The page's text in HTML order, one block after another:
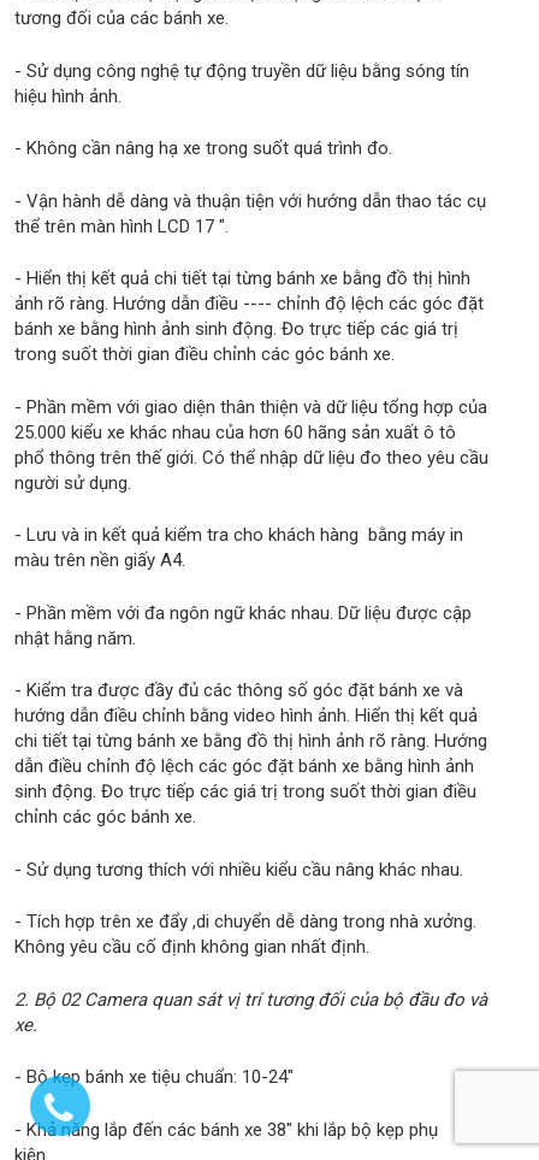
tương đối của các bánh xe.
- Sử dụng công nghệ tự động truyền dữ liệu bằng sóng tín
hiệu hình ảnh.
- Không cần nâng hạ xe trong suốt quá trình đo.
- Vận hành dễ dàng và thuận tiện với hướng dẫn thao tác cụ
thể trên màn hình LCD 17 ".
- Hiển thị kết quả chi tiết tại từng bánh xe bằng đồ thị hình
ảnh rõ ràng. Hướng dẫn điều ---- chỉnh độ lệch các góc đặt
bánh xe bằng hình ảnh sinh động. Đo trực tiếp các giá trị
trong suốt thời gian điều chỉnh các góc bánh xe.
- Phần mềm với giao diện thân thiện và dữ liệu tổng hợp của
25.000 kiểu xe khác nhau của hơn 60 hãng sản xuất ô tô
phổ thông trên thế giới. Có thể nhập dữ liệu đo theo yêu cầu
người sử dụng.
- Lưu và in kết quả kiểm tra cho khách hàng bằng máy in
màu trên nền giấy A4.
- Phần mềm với đa ngôn ngữ khác nhau. Dữ liệu được cập
nhật hằng năm.
- Kiểm tra được đầy đủ các thông số góc đặt bánh xe và
hướng dẫn điều chỉnh bằng video hình ảnh. Hiển thị kết quả
chi tiết tại từng bánh xe bằng đồ thị hình ảnh rõ ràng. Hướng
dẫn điều chỉnh độ lệch các góc đặt bánh xe bằng hình ảnh
sinh động. Đo trực tiếp các giá trị trong suốt thời gian điều
chỉnh các góc bánh xe.
- Sử dụng tương thích với nhiều kiểu cầu nâng khác nhau.
- Tích hợp trên xe đẩy ,di chuyển dễ dàng trong nhà xưởng.
Không yêu cầu cố định không gian nhất định.
2. Bộ 02 Camera quan sát vị trí tương đối của bộ đầu đo và
xe.
- Bộ kẹp bánh xe tiệu chuẩn: 10-24"
- Khả năng lắp đến các bánh xe 38" khi lắp bộ kẹp phụ
kiện